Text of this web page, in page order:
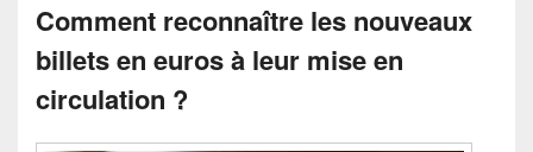
Comment reconnaître les nouveaux
billets en euros à leur mise en
circulation ?